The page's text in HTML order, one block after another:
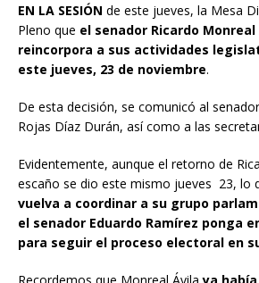
EN LA SESIÓN de este jueves, la Mesa
Pleno que el senador Ricardo Monreal
reincorpora a sus actividades
este jueves, 23 de noviembre.
De esta decisión, se comunicó al
Rojas Díaz Durán, así como a las
Evidentemente, aunque el retorno de
escaño se dio este mismo jueves 23, lo
vuelva a coordinar a su grupo
el senador Eduardo Ramírez ponga
para seguir el proceso electoral en
Recordemos que Monreal Ávilaya